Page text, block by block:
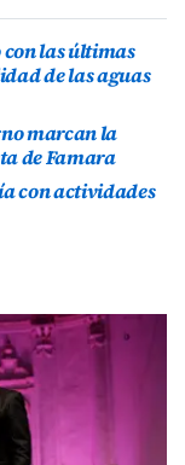
con las últimas
de las aguas
marcan la
de Famara
con actividades